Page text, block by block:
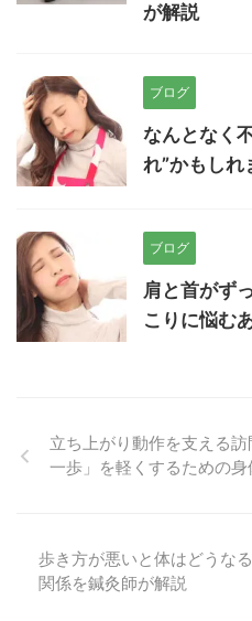
が解説
ブログ
なんとなく
れ”かもしれ
ブログ
肩と首がず
こりに悩む
立ち上がり動作を支える
一歩」を軽くするための身
歩き方が悪いと体はどうな
関係を鍼灸師が解説